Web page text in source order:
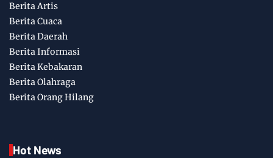
Berita Artis
Berita Cuaca
Berita Daerah
Berita Informasi
Berita Kebakaran
Berita Olahraga
Berita Orang Hilang
Hot News